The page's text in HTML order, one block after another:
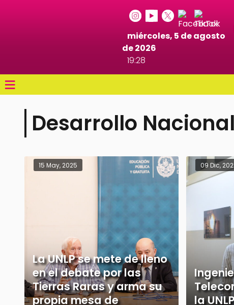
miércoles, 5 de agosto
de 2026
19:28
≡
Desarrollo Nacional
15 May, 2025
La UNLP se mete de lleno
en el debate por las
Tierras Raras y arma su
propia mesa de
09 Dic,
la